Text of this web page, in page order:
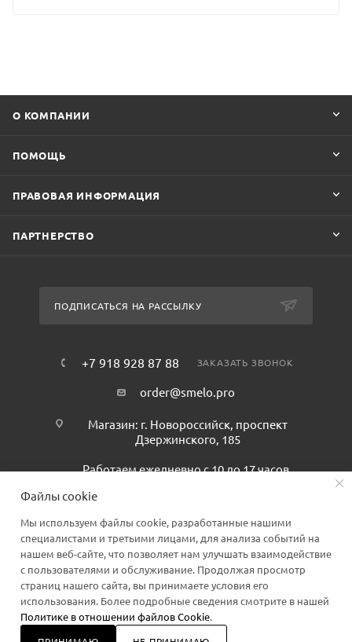
О КОМПАНИИ
ПОМОЩЬ
ПРАВОВАЯ ИНФОРМАЦИЯ
ПАРТНЕРСТВО
ПОДПИСАТЬСЯ НА РАССЫЛКУ
+7 918 928 87 88 ЗАКАЗАТЬ ЗВОНОК
order@smelo.pro
Магазин: г. Новороссийск, проспект
Дзержинского, 185
Работаем ежедневно с 10 до 17 часов.
2026 © Smelo.pro
Файлы cookie
Мы используем файлы cookie, разработанные нашими
специалистами и третьими лицами, для анализа событий на
нашем веб-сайте, что позволяет нам улучшать взаимодействие
с пользователями и обслуживание. Продолжая просмотр
страниц нашего сайта, вы принимаете условия его
использования. Более подробные сведения смотрите в нашей
Политике в отношении файлов Cookie.